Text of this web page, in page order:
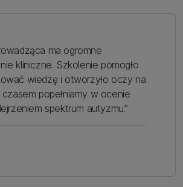
ma ogromne
kliniczne. Szkolenie pomogło
wiedzę i otworzyło oczy na
czasem popełniamy w ocenie
spektrum autyzmu.”